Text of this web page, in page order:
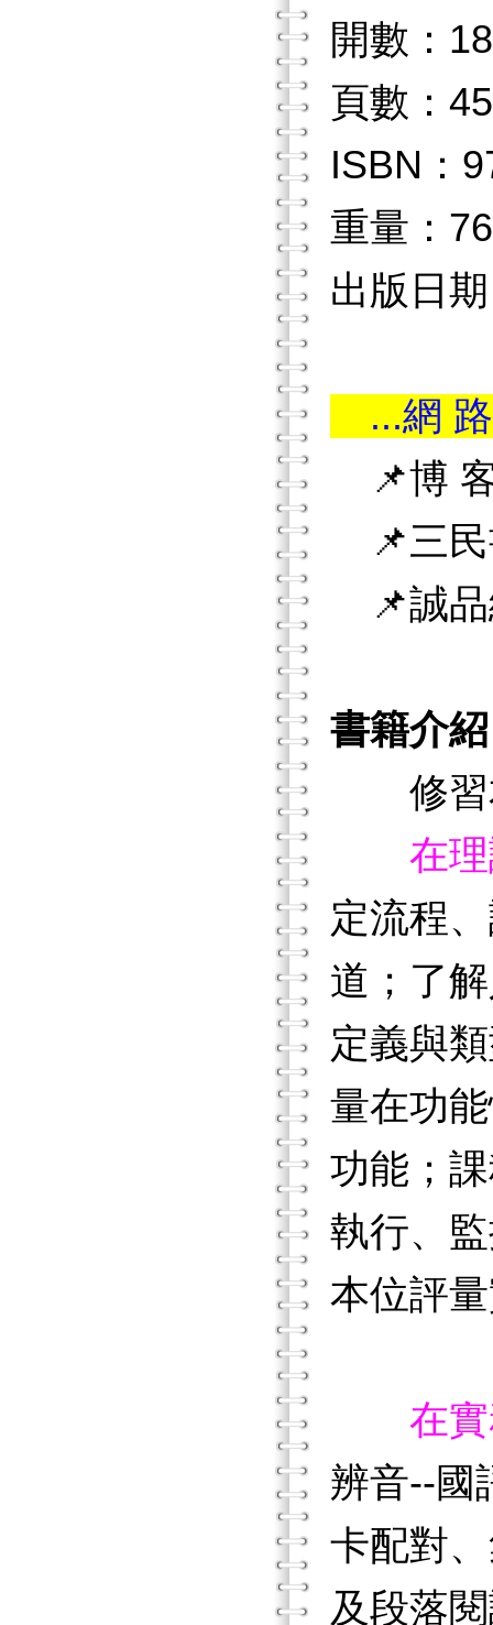
開數：18
頁數：
ISBN：
重量：
出版日
...網
📌博
📌三民
📌誠品
書籍介紹
修習本
在
定流程
道；了
定義與
量在功
功能；
執行、
本位評
在
辨音--國
卡配對
及段落